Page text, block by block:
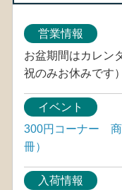
営業情報
お盆期間はカレン
祝のみお休みです）
イベント
300円コーナー 商
冊）
入荷情報